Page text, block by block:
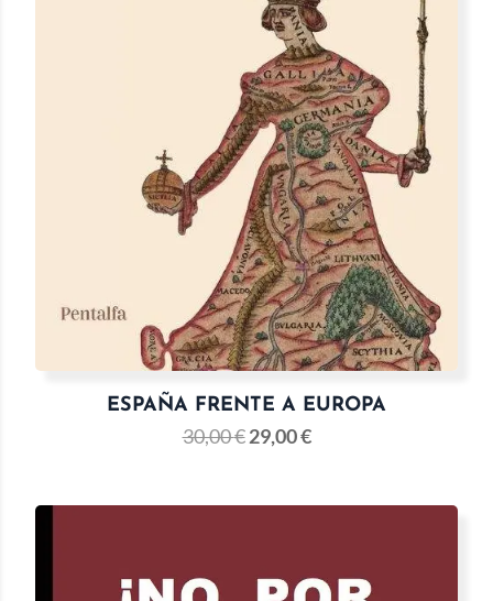
ESPAÑA FRENTE A EUROPA
30,00€ 29,00€